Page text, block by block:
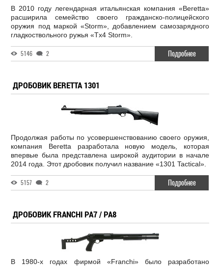
В 2010 году легендарная итальянская компания «Beretta»
расширила семейство своего гражданско-полицейского
оружия под маркой «Storm», добавлением самозарядного
гладкоствольного ружья «Tx4 Storm».
5146 2 Подробнее
ДРОБОВИК BERETTA 1301
Продолжая работы по усовершенствованию своего оружия,
компания Beretta разработала новую модель, которая
впервые была представлена широкой аудитории в начале
2014 года. Этот дробовик получил название «1301 Tactical».
5157 2 Подробнее
ДРОБОВИК FRANCHI PA7 / PA8
В 1980-х годах фирмой «Franchi» было разработано